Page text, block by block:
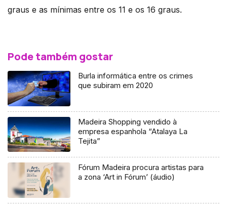
graus e as mínimas entre os 11 e os 16 graus.
Pode também gostar
Burla informática entre os crimes
que subiram em 2020
Madeira Shopping vendido à
empresa espanhola “Atalaya La
Tejita”
Fórum Madeira procura artistas para
a zona ‘Art in Fórum’ (áudio)